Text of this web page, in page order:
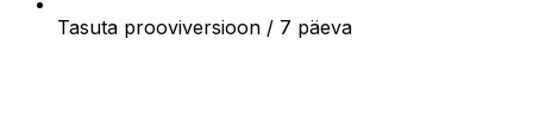
Tasuta prooviversioon / 7 päeva